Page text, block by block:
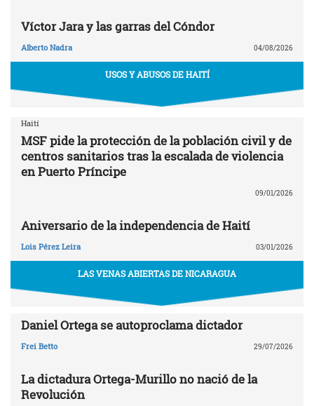
Víctor Jara y las garras del Cóndor
Alberto Nadra 04/08/2026
USOS Y ABUSOS DE HAITÍ
Haití
MSF pide la protección de la población civil y de
centros sanitarios tras la escalada de violencia
en Puerto Príncipe
09/01/2026
Aniversario de la independencia de Haití
Lois Pérez Leira 03/01/2026
LAS VENAS ABIERTAS DE NICARAGUA
Daniel Ortega se autoproclama dictador
Frei Betto 29/07/2026
La dictadura Ortega-Murillo no nació de la
Revolución